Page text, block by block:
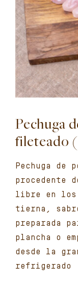
Pechuga
fileteado (
Pechuga de
procedente
libre en los
tierna,
preparada
plancha o
desde la
refrigerado